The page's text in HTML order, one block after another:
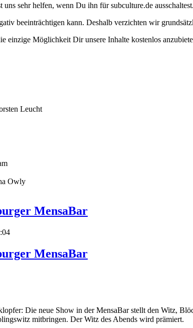
sehr helfen, wenn Du ihn für subculture.de ausschaltest.
beeinträchtigen kann. Deshalb verzichten wir
einzige Möglichkeit Dir unsere Inhalte kostenlos
Leucht
Owly
MensaBar
MensaBar
Die neue Show in der MensaBar stellt den Witz,
mitbringen. Der Witz des Abends wird prämiert.